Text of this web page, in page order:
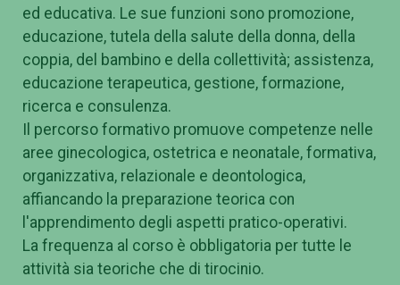
ed educativa. Le sue funzioni sono promozione,
educazione, tutela della salute della donna, della
coppia, del bambino e della collettività; assistenza,
educazione terapeutica, gestione, formazione,
ricerca e consulenza.
Il percorso formativo promuove competenze nelle
aree ginecologica, ostetrica e neonatale, formativa,
organizzativa, relazionale e deontologica,
affiancando la preparazione teorica con
l'apprendimento degli aspetti pratico-operativi.
La frequenza al corso è obbligatoria per tutte le
attività sia teoriche che di tirocinio.